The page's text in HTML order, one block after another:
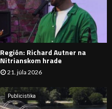
D
A
Región: Richard Autner na
Nitrianskom hrade
21. júla 2026
Publicistika